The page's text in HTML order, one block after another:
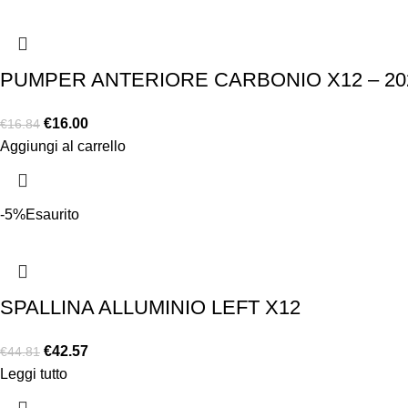
PUMPER ANTERIORE CARBONIO X12 –
€16.84 €16.00
Aggiungi al carrello
-5%Esaurito
SPALLINA ALLUMINIO LEFT X12
€44.81 €42.57
Leggi tutto